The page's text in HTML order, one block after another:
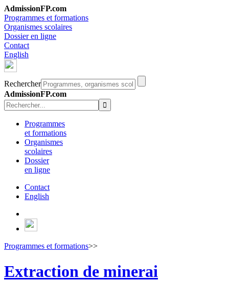
AdmissionFP.com
Programmes et formations
Organismes scolaires
Dossier en ligne
Contact
English
Rechercher
AdmissionFP.com
Programmes
et formations
Organismes
scolaires
Dossier
en ligne
Contact
English
Programmes et formations>>
Extraction de minerai